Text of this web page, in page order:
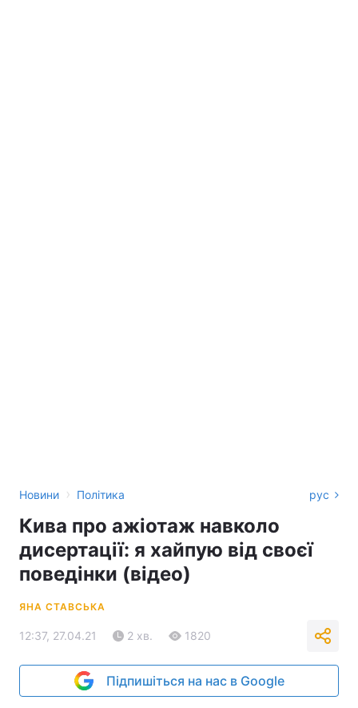
Новини › Політика рус
Кива про ажіотаж навколо
дисертації: я хайпую від своєї
поведінки (відео)
ЯНА СТАВСЬКА
12:37, 27.04.21 2 хв. 1820
Підпишіться на нас в Google